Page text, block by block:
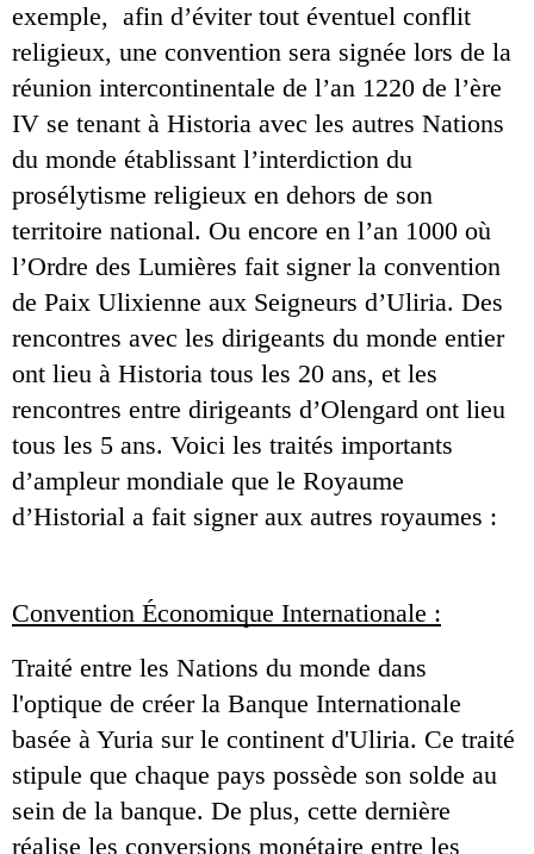
exemple,  afin d’éviter tout éventuel conflit
religieux, une convention sera signée lors de la
réunion intercontinentale de l’an 1220 de l’ère
IV se tenant à Historia avec les autres Nations
du monde établissant l’interdiction du
prosélytisme religieux en dehors de son
territoire national. Ou encore en l’an 1000 où
l’Ordre des Lumières fait signer la convention
de Paix Ulixienne aux Seigneurs d’Uliria. Des
rencontres avec les dirigeants du monde entier
ont lieu à Historia tous les 20 ans, et les
rencontres entre dirigeants d’Olengard ont lieu
tous les 5 ans. Voici les traités importants
d’ampleur mondiale que le Royaume
d’Historial a fait signer aux autres royaumes :
Convention Économique Internationale :
Traité entre les Nations du monde dans
l'optique de créer la Banque Internationale
basée à Yuria sur le continent d'Uliria. Ce traité
stipule que chaque pays possède son solde au
sein de la banque. De plus, cette dernière
réalise les conversions monétaire entre les